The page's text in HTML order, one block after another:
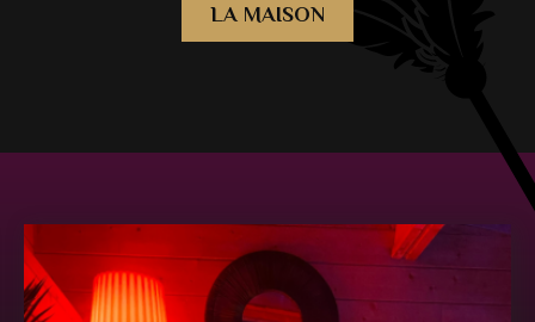
LA MAISON